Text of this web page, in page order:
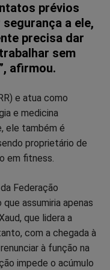
prévios
a ele,
precisa dar
sem
afirmou.
e atua como
e medicina
ele também é
proprietário de
em fitness.
Federação
assumiria apenas
que lidera a
com a chegada à
à função na
impede o acúmulo